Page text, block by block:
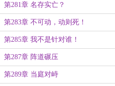
第281章 名存实亡？
第283章 不可动，动则死！
第285章 我不是针对谁！
第287章 阵道碾压
第289章 当庭对峙